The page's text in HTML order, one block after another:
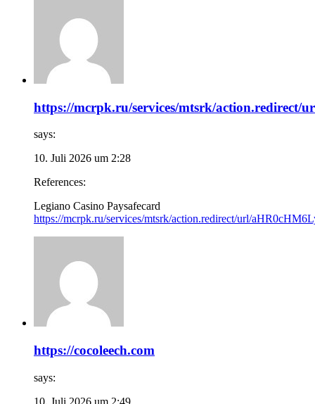
https://mcrpk.ru/services/mtsrk/
says:
10. Juli 2026 um 2:28
References:
Legiano Casino Paysafecard
https://mcrpk.ru/services/mtsrk/action.redirect/url/
https://cocoleech.com
says:
10. Juli 2026 um 2:49